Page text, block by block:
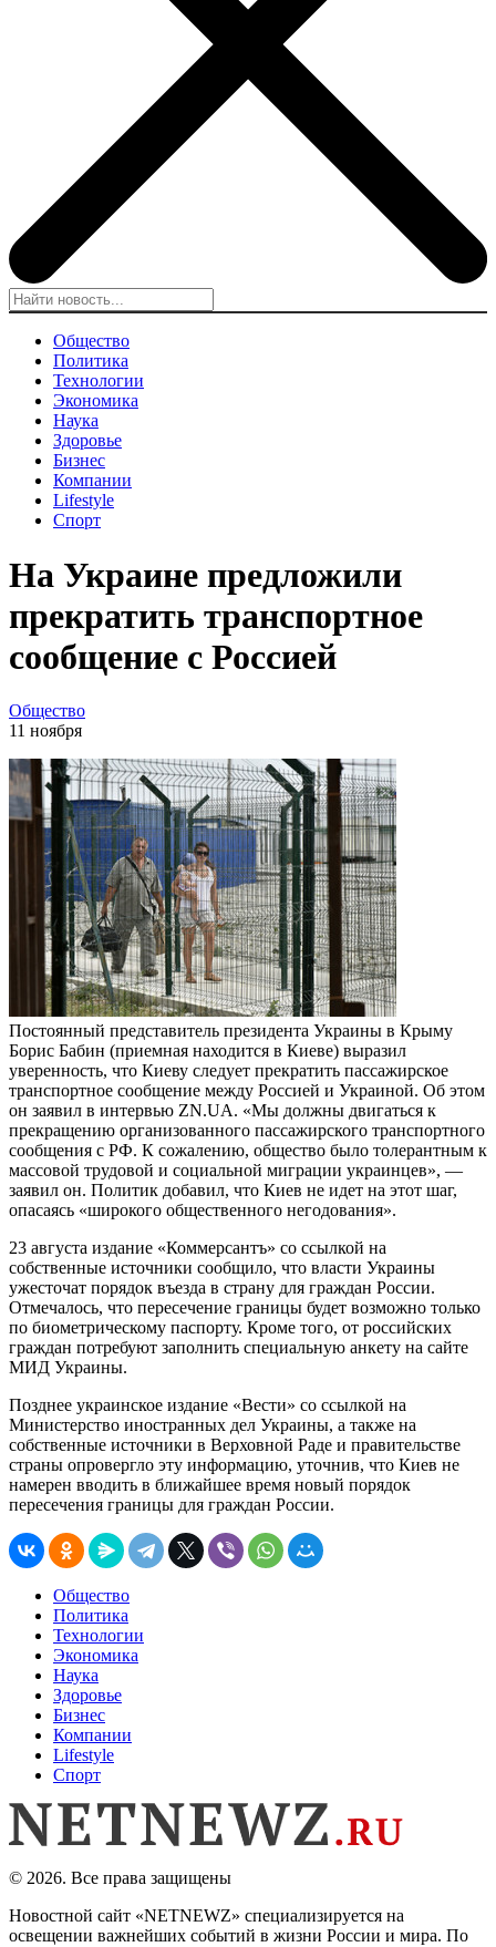
Общество
Политика
Технологии
Экономика
Наука
Здоровье
Бизнес
Компании
Lifestyle
Спорт
На Украине предложили
прекратить транспортное
сообщение с Россией
Общество
11 ноября
Постоянный представитель президента Украины в Крыму
Борис Бабин (приемная находится в Киеве) выразил
уверенность, что Киеву следует прекратить пассажирское
транспортное сообщение между Россией и Украиной. Об этом
он заявил в интервью ZN.UA. «Мы должны двигаться к
прекращению организованного пассажирского транспортного
сообщения с РФ. К сожалению, общество было толерантным к
массовой трудовой и социальной миграции украинцев», —
заявил он. Политик добавил, что Киев не идет на этот шаг,
опасаясь «широкого общественного негодования».
23 августа издание «Коммерсантъ» со ссылкой на
собственные источники сообщило, что власти Украины
ужесточат порядок въезда в страну для граждан России.
Отмечалось, что пересечение границы будет возможно только
по биометрическому паспорту. Кроме того, от российских
граждан потребуют заполнить специальную анкету на сайте
МИД Украины.
Позднее украинское издание «Вести» со ссылкой на
Министерство иностранных дел Украины, а также на
собственные источники в Верховной Раде и правительстве
страны опровергло эту информацию, уточнив, что Киев не
намерен вводить в ближайшее время новый порядок
пересечения границы для граждан России.
Общество
Политика
Технологии
Экономика
Наука
Здоровье
Бизнес
Компании
Lifestyle
Спорт
© 2026. Все права защищены
Новостной сайт «NETNEWZ» специализируется на
освещении важнейших событий в жизни России и мира. По